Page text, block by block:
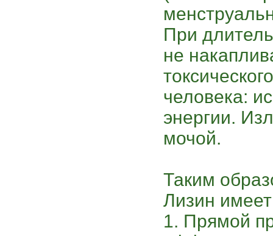
При
не
человека:
энергии.
мочой.
Таким
Лизин
1. Прямой